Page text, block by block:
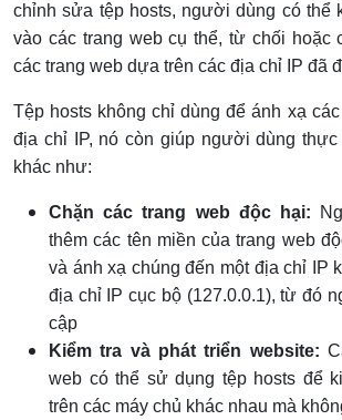
chỉnh sửa tệp hosts, người dùng có thể
vào các trang web cụ thể, từ chối hoặc
các trang web dựa trên các địa chỉ IP đã
Tệp hosts không chỉ dùng để ánh xạ
địa chỉ IP, nó còn giúp người dùng
khác như:
Chặn các trang web độc hại:
thêm các tên miền của trang web
và ánh xạ chúng đến một địa chỉ IP
địa chỉ IP cục bộ (127.0.0.1), từ đó
cập
Kiểm tra và phát triển website:
web có thể sử dụng tệp hosts để
trên các máy chủ khác nhau mà